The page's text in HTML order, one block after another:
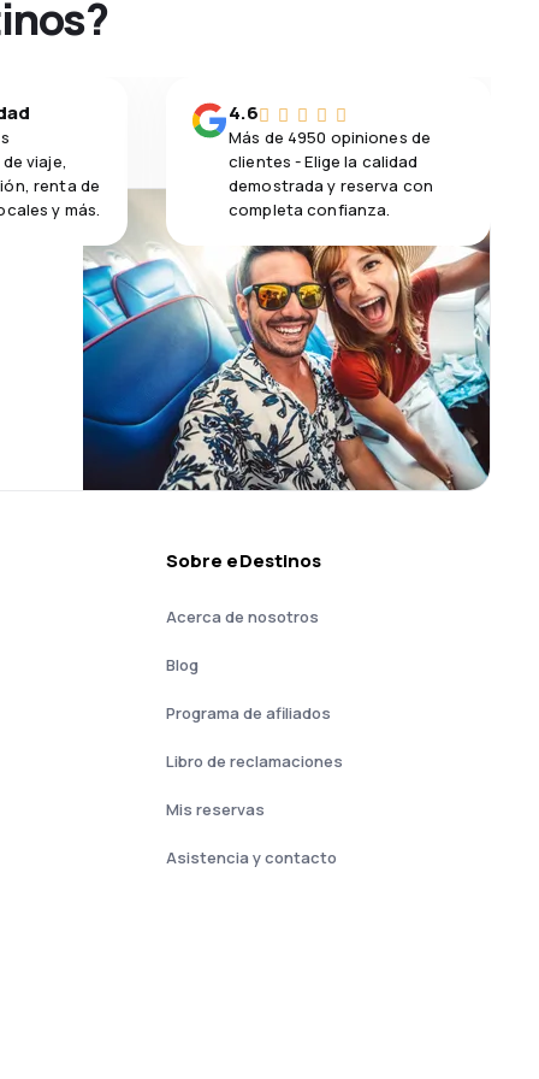
viaje,
renta de
y más.
4.6
Más de 4950 opiniones de
clientes - Elige la calidad
demostrada y reserva con
completa confianza.
Sobre eDestinos
Acerca de nosotros
Blog
Programa de afiliados
Libro de reclamaciones
Mis reservas
Asistencia y contacto